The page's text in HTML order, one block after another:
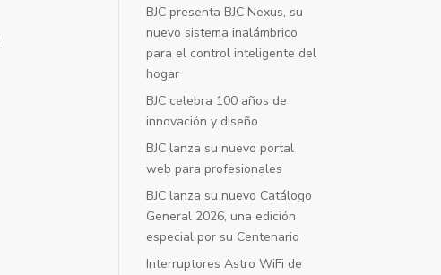
BJC presenta BJC Nexus, su
nuevo sistema inalámbrico
para el control inteligente del
hogar
BJC celebra 100 años de
innovación y diseño
BJC lanza su nuevo portal
web para profesionales
BJC lanza su nuevo Catálogo
General 2026, una edición
especial por su Centenario
Interruptores Astro WiFi de